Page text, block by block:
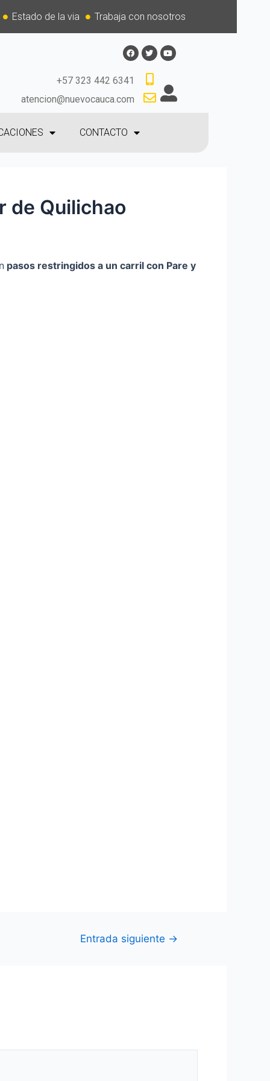
Estado de la via Trabaja con nosotros
+57 323 442 6341
atencion@nuevocauca.com
CONTACTO
de Quilichao
pasos restringidos a un carril con Pare y
Entrada siguiente →